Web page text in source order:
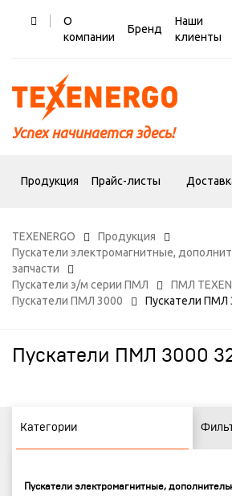
О
компании
Бренд
Наши
клиенты
Успех начинается здесь!
Продукция Прайс-листы
TEXENERGO
Продукция
Пускатели электромагнитные,
запчасти
Пускатели э/м серии ПМЛ
ПМЛ
Пускатели ПМЛ 3000
Пускатели ПМЛ
Пускатели ПМЛ 3000
Категории
Пускатели электромагнитные,